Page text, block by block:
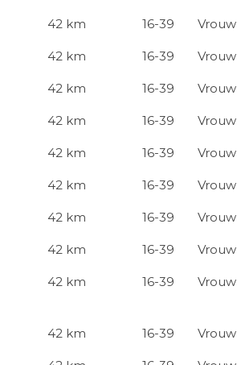
42 km 16-39 Vrouw
42 km 16-39 Vrouw
42 km 16-39 Vrouw
42 km 16-39 Vrouw
42 km 16-39 Vrouw
42 km 16-39 Vrouw
42 km 16-39 Vrouw
42 km 16-39 Vrouw
42 km 16-39 Vrouw
42 km 16-39 Vrouw